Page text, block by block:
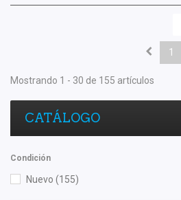
1
Mostrando 1 - 30 de 155 artículos
CATÁLOGO
Condición
Nuevo (155)